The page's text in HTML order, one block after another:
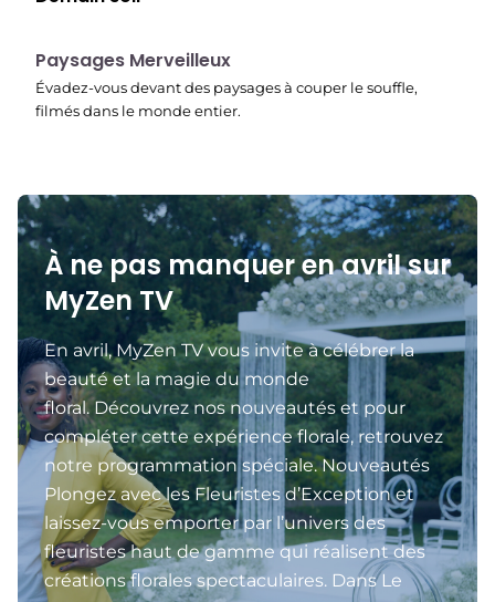
22:40
Paysages Merveilleux
Évadez-vous devant des paysages à couper le souffle,
filmés dans le monde entier.
À ne pas manquer en avril sur
MyZen TV
En avril, MyZen TV vous invite à célébrer la
beauté et la magie du monde
floral. Découvrez nos nouveautés et pour
compléter cette expérience florale, retrouvez
notre programmation spéciale. Nouveautés
Plongez avec les Fleuristes d’Exception et
laissez-vous emporter par l’univers des
fleuristes haut de gamme qui réalisent des
créations florales spectaculaires. Dans Le